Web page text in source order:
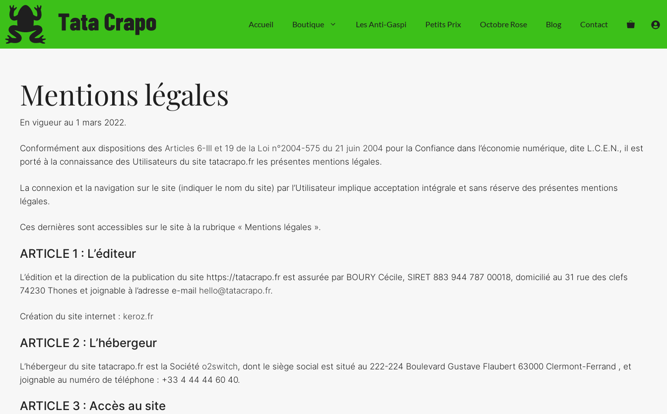
Aller
contenu
Accueil Boutique Les Anti-Gaspi Petits Prix Octobre Rose Blog Contact
Mentions légales
En vigueur au 1 mars 2022.
Conformément aux dispositions des Articles 6-III et 19 de la Loi n°2004-575 du 21 juin 2004 pour la Confiance dans l’économie numérique, dite L.C.E.N., il est
porté à la connaissance des Utilisateurs du site tatacrapo.fr les présentes mentions légales.
La connexion et la navigation sur le site (indiquer le nom du site) par l’Utilisateur implique acceptation intégrale et sans réserve des présentes mentions
légales.
Ces dernières sont accessibles sur le site à la rubrique « Mentions légales ».
ARTICLE 1 : L’éditeur
L’édition et la direction de la publication du site https://tatacrapo.fr est assurée par BOURY Cécile, SIRET 883 944 787 00018, domicilié au 31 rue des clefs
74230 Thones et joignable à l’adresse e-mail hello@tatacrapo.fr.
Création du site internet : keroz.fr
ARTICLE 2 : L’hébergeur
L’hébergeur du site tatacrapo.fr est la Société o2switch, dont le siège social est situé au 222-224 Boulevard Gustave Flaubert 63000 Clermont-Ferrand , et
joignable au numéro de téléphone : +33 4 44 44 60 40.
ARTICLE 3 : Accès au site